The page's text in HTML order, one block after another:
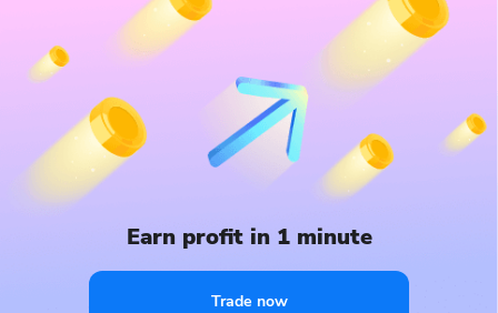
Earn profit in 1 minute
Trade now